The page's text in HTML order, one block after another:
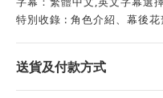
特別收錄 : 角色介紹、幕後
送貨及付款方式